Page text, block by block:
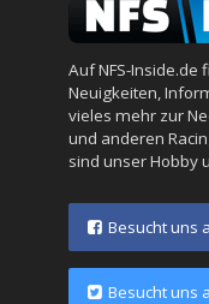
Auf NFS-Inside.de
Neuigkeiten,
vieles mehr zur
und anderen
sind unser Hobby
Besucht uns
Besucht uns